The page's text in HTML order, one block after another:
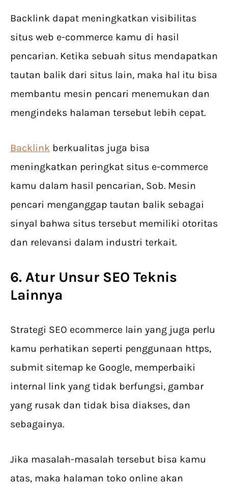
Backlink dapat meningkatkan visibilitas
situs web e-commerce kamu di hasil
pencarian. Ketika sebuah situs mendapatkan
tautan balik dari situs lain, maka hal itu bisa
membantu mesin pencari menemukan dan
mengindeks halaman tersebut lebih cepat.
Backlink berkualitas juga bisa
meningkatkan peringkat situs e-commerce
kamu dalam hasil pencarian, Sob. Mesin
pencari menganggap tautan balik sebagai
sinyal bahwa situs tersebut memiliki otoritas
dan relevansi dalam industri terkait.
6. Atur Unsur SEO Teknis
Lainnya
Strategi SEO ecommerce lain yang juga perlu
kamu perhatikan seperti penggunaan https,
submit sitemap ke Google, memperbaiki
internal link yang tidak berfungsi, gambar
yang rusak dan tidak bisa diakses, dan
sebagainya.
Jika masalah-masalah tersebut bisa kamu
atas, maka halaman toko online akan